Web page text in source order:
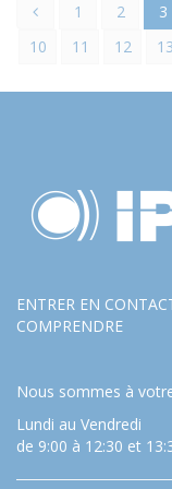
1 2 3
10
11 12 13
ENTRER EN
COMPRENDRE
Nous sommes à
Lundi au Vendredi
de 9:00 à 12:30 et